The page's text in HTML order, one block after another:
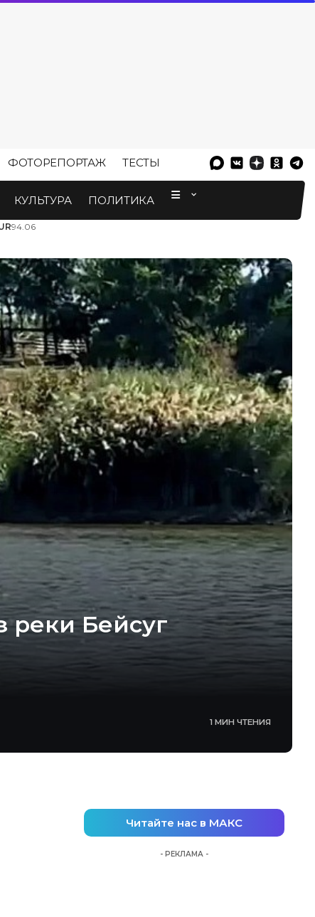
ФОТОРЕПОРТАЖ ТЕСТЫ
КУЛЬТУРА ПОЛИТИКА
94.06
Бейсуг
1 МИН ЧТЕНИЯ
Читайте нас в МАКС
- РЕКЛАМА -